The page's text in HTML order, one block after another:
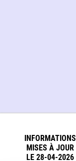
INFORMATIONS
MISES À JOUR
LE 28-04-2026